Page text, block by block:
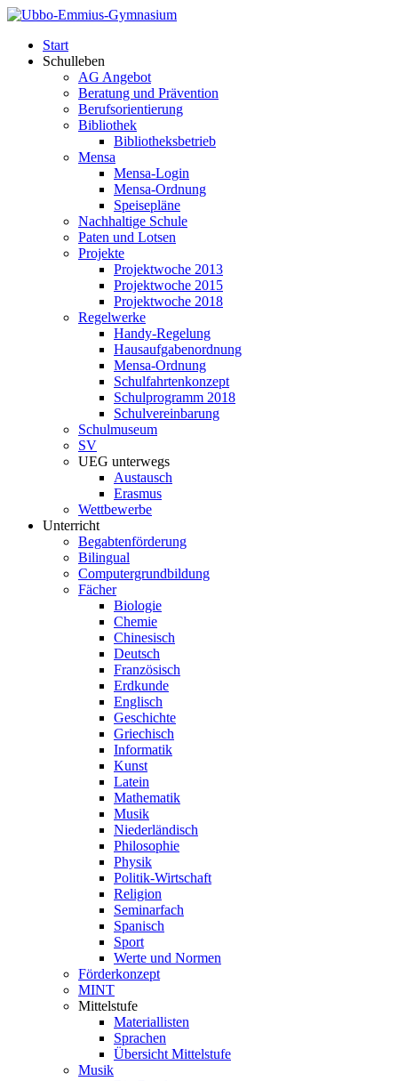
Start
Schulleben
AG Angebot
Beratung und Prävention
Berufsorientierung
Bibliothek
Bibliotheksbetrieb
Mensa
Mensa-Login
Mensa-Ordnung
Speisepläne
Nachhaltige Schule
Paten und Lotsen
Projekte
Projektwoche 2013
Projektwoche 2015
Projektwoche 2018
Regelwerke
Handy-Regelung
Hausaufgabenordnung
Mensa-Ordnung
Schulfahrtenkonzept
Schulprogramm 2018
Schulvereinbarung
Schulmuseum
SV
UEG unterwegs
Austausch
Erasmus
Wettbewerbe
Unterricht
Begabtenförderung
Bilingual
Computergrundbildung
Fächer
Biologie
Chemie
Chinesisch
Deutsch
Französisch
Erdkunde
Englisch
Geschichte
Griechisch
Informatik
Kunst
Latein
Mathematik
Musik
Niederländisch
Philosophie
Physik
Politik-Wirtschaft
Religion
Seminarfach
Spanisch
Sport
Werte und Normen
Förderkonzept
MINT
Mittelstufe
Materiallisten
Sprachen
Übersicht Mittelstufe
Musik